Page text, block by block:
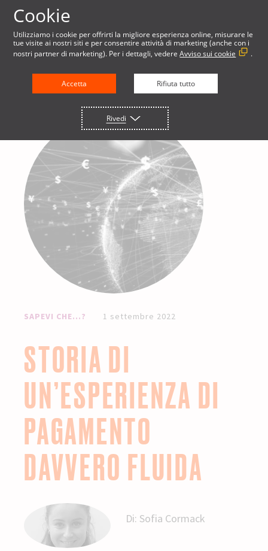
SAPEVI CHE...? 1 settembre 2022
STORIA DI
UN’ESPERIENZA DI
PAGAMENTO
DAVVERO FLUIDA
Di: Sofia Cormack
Cookie
Utilizziamo i cookie per offrirti la migliore esperienza online, misurare le
tue visite ai nostri siti e per consentire attività di marketing (anche con i
nostri partner di marketing). Per i dettagli, vedereAvviso sui cookie .
Accetta Rifiuta tutto
Rivedi